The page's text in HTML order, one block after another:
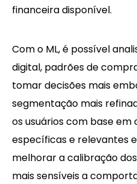
financeira disponível.
Com o ML, é possível
digital, padrões de
tomar decisões mais
segmentação mais
os usuários com base
específicas e relevantes
melhorar a calibração
mais sensíveis a